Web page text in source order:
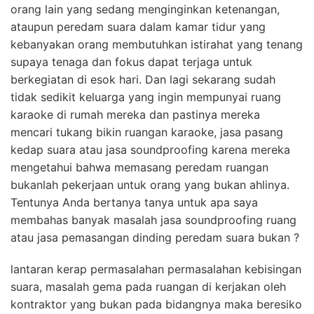
orang lain yang sedang menginginkan ketenangan,
ataupun peredam suara dalam kamar tidur yang
kebanyakan orang membutuhkan istirahat yang tenang
supaya tenaga dan fokus dapat terjaga untuk
berkegiatan di esok hari. Dan lagi sekarang sudah
tidak sedikit keluarga yang ingin mempunyai ruang
karaoke di rumah mereka dan pastinya mereka
mencari tukang bikin ruangan karaoke, jasa pasang
kedap suara atau jasa soundproofing karena mereka
mengetahui bahwa memasang peredam ruangan
bukanlah pekerjaan untuk orang yang bukan ahlinya.
Tentunya Anda bertanya tanya untuk apa saya
membahas banyak masalah jasa soundproofing ruang
atau jasa pemasangan dinding peredam suara bukan ?
lantaran kerap permasalahan permasalahan kebisingan
suara, masalah gema pada ruangan di kerjakan oleh
kontraktor yang bukan pada bidangnya maka beresiko